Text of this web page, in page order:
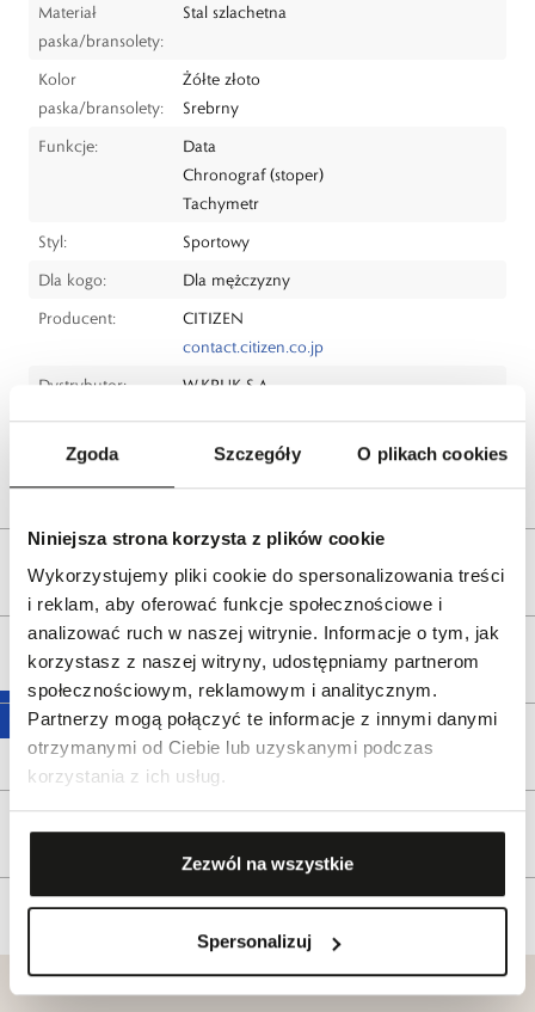
Zgoda Szczegóły O plikach cookies
Niniejsza strona korzysta z plików cookie
Wykorzystujemy pliki cookie do spersonalizowania treści
i reklam, aby oferować funkcje społecznościowe i
analizować ruch w naszej witrynie. Informacje o tym, jak
korzystasz z naszej witryny, udostępniamy partnerom
społecznościowym, reklamowym i analitycznym.
Partnerzy mogą połączyć te informacje z innymi danymi
otrzymanymi od Ciebie lub uzyskanymi podczas
korzystania z ich usług.
Zezwól na wszystkie
Spersonalizuj
Materiał
paska/bransolety:
Stal szlachetna
Kolor
paska/bransolety:
Żółte złoto
Srebrny
Funkcje:
Data
Chronograf (stoper)
Tachymetr
Styl:
Sportowy
Dla kogo:
Dla mężczyzny
Producent:
CITIZEN
contact.citizen.co.jp
Dystrybutor:
W.KRUK S.A
e-mail:
gspr@wkruk.pl
Opis produktu
Wysyłka
Reklamacje i zwroty
Tagi